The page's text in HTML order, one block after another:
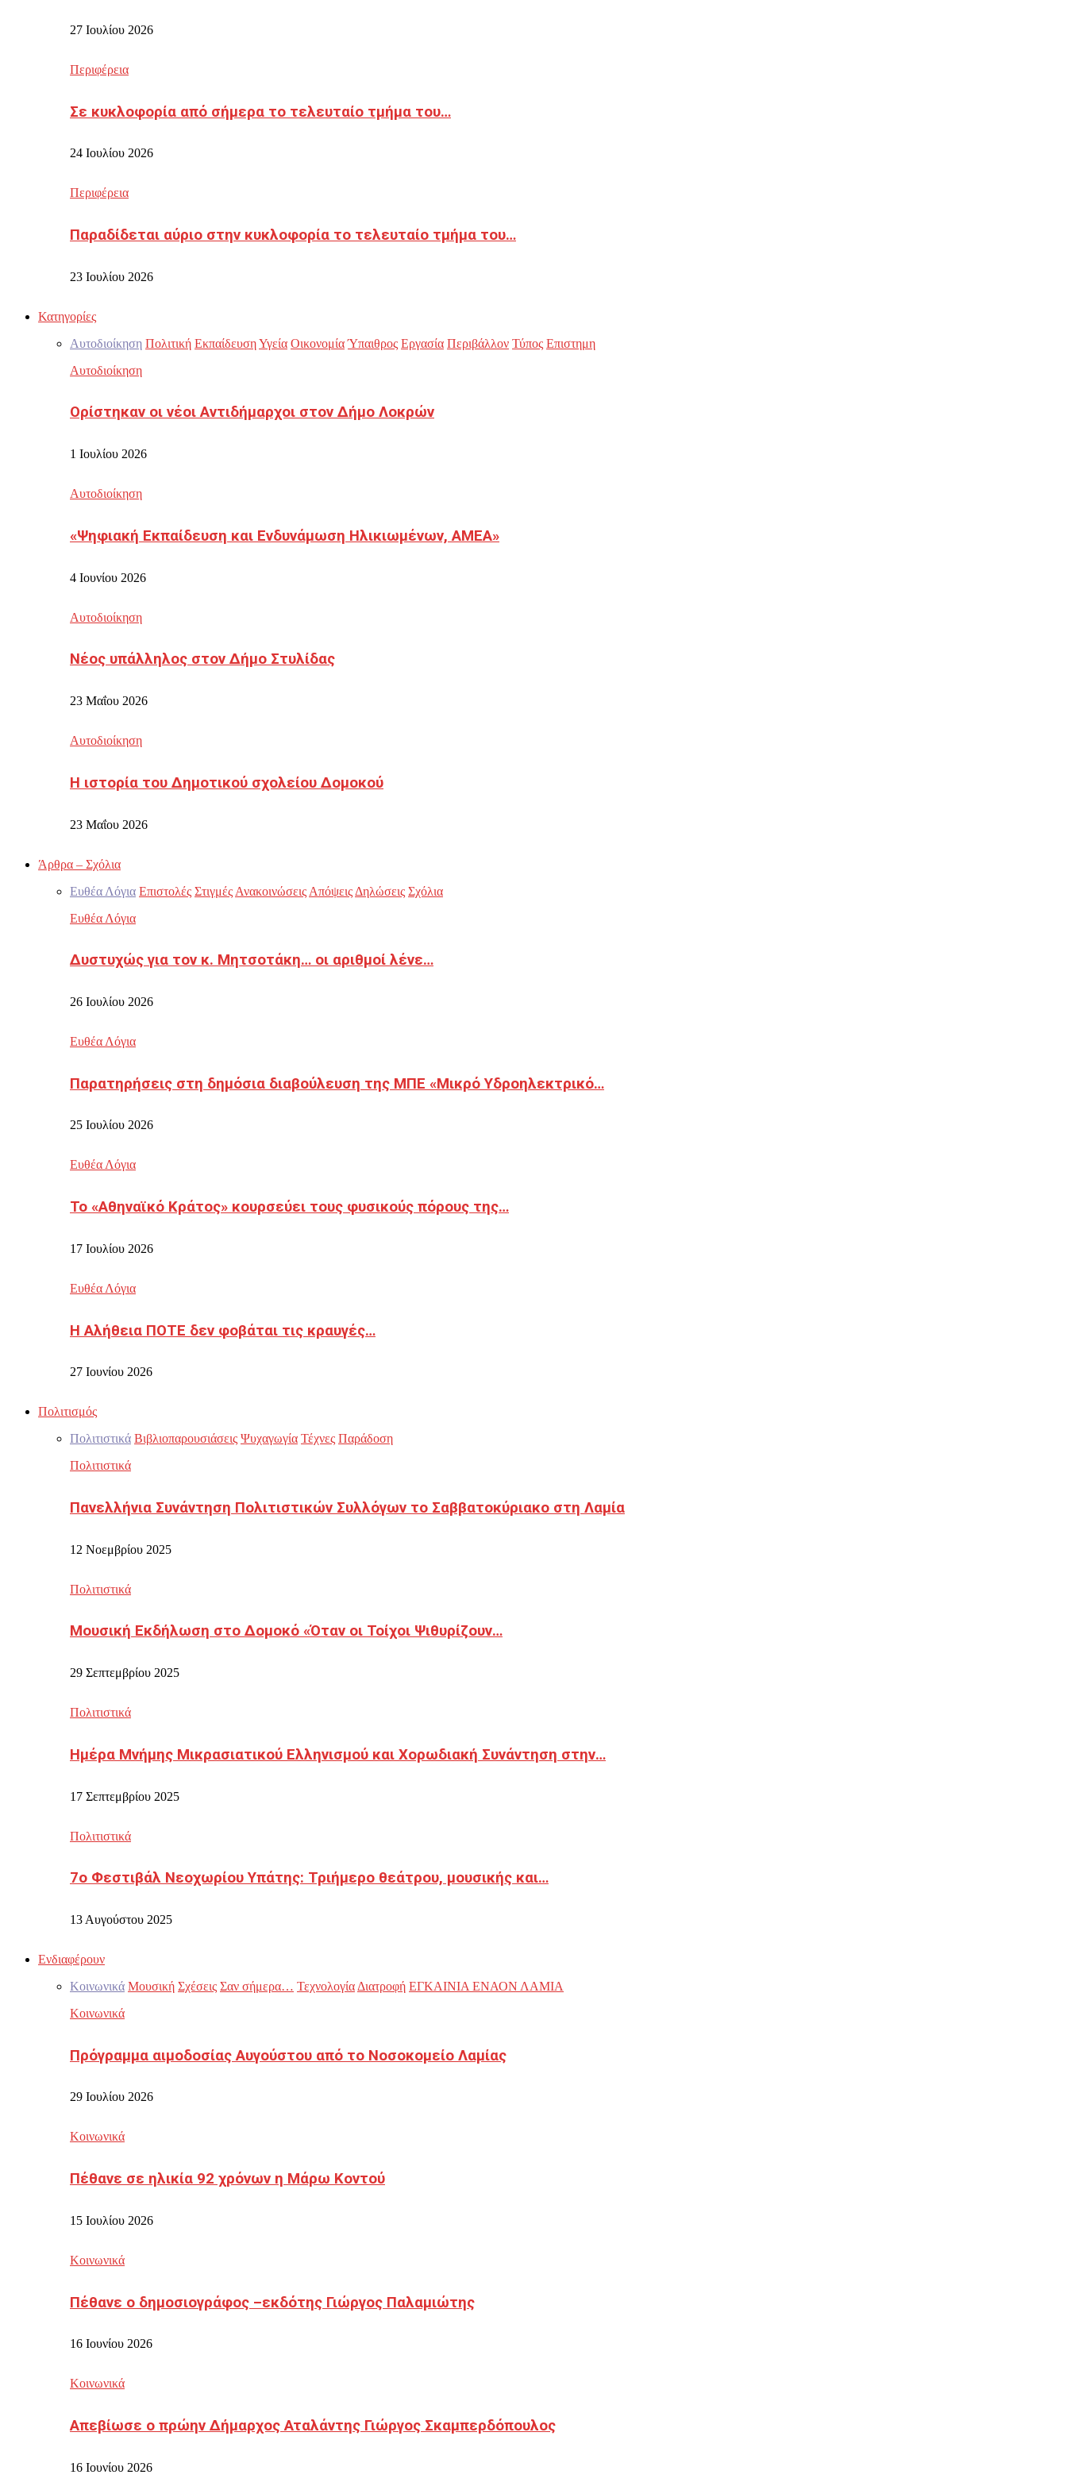
27 Ιουλίου 2026
Περιφέρεια
Σε κυκλοφορία από σήμερα το τελευταίο τμήμα του…
24 Ιουλίου 2026
Περιφέρεια
Παραδίδεται αύριο στην κυκλοφορία το τελευταίο τμήμα του…
23 Ιουλίου 2026
Κατηγορίες
Αυτοδιοίκηση Πολιτική ΕκπαίδευσηΥγεία Οικονομία Ύπαιθρος Εργασία Περιβάλλον Τύπος Επιστημη
Αυτοδιοίκηση
Ορίστηκαν οι νέοι Αντιδήμαρχοι στον Δήμο Λοκρών
1 Ιουλίου 2026
Αυτοδιοίκηση
«Ψηφιακή Εκπαίδευση και Ενδυνάμωση Ηλικιωμένων, ΑΜΕΑ»
4 Ιουνίου 2026
Αυτοδιοίκηση
Νέος υπάλληλος στον Δήμο Στυλίδας
23 Μαΐου 2026
Αυτοδιοίκηση
Η ιστορία του Δημοτικού σχολείου Δομοκού
23 Μαΐου 2026
Άρθρα – Σχόλια
Ευθέα Λόγια Επιστολές Στιγμές Ανακοινώσεις Απόψεις Δηλώσεις Σχόλια
Ευθέα Λόγια
Δυστυχώς για τον κ. Μητσοτάκη… οι αριθμοί λένε…
26 Ιουλίου 2026
Ευθέα Λόγια
Παρατηρήσεις στη δημόσια διαβούλευση της ΜΠΕ «Μικρό Υδροηλεκτρικό…
25 Ιουλίου 2026
Ευθέα Λόγια
Το «Αθηναϊκό Κράτος» κουρσεύει τους φυσικούς πόρους της…
17 Ιουλίου 2026
Ευθέα Λόγια
Η Αλήθεια ΠΟΤΕ δεν φοβάται τις κραυγές…
27 Ιουνίου 2026
Πολιτισμός
Πολιτιστικά Βιβλιοπαρουσιάσεις Ψυχαγωγία Τέχνες Παράδοση
Πολιτιστικά
Πανελλήνια Συνάντηση Πολιτιστικών Συλλόγων το Σαββατοκύριακο στη Λαμία
12 Νοεμβρίου 2025
Πολιτιστικά
Μουσική Εκδήλωση στο Δομοκό «Όταν οι Τοίχοι Ψιθυρίζουν…
29 Σεπτεμβρίου 2025
Πολιτιστικά
Ημέρα Μνήμης Μικρασιατικού Ελληνισμού και Χορωδιακή Συνάντηση στην…
17 Σεπτεμβρίου 2025
Πολιτιστικά
7ο Φεστιβάλ Νεοχωρίου Υπάτης: Τριήμερο θεάτρου, μουσικής και…
13 Αυγούστου 2025
Ενδιαφέρουν
Κοινωνικά Μουσική Σχέσεις Σαν σήμερα… Τεχνολογία Διατροφή ΕΓΚΑΙΝΙΑ ΕΝΑΟΝ ΛΑΜΙΑ
Κοινωνικά
Πρόγραμμα αιμοδοσίας Αυγούστου από το Νοσοκομείο Λαμίας
29 Ιουλίου 2026
Κοινωνικά
Πέθανε σε ηλικία 92 χρόνων η Μάρω Κοντού
15 Ιουλίου 2026
Κοινωνικά
Πέθανε ο δημοσιογράφος –εκδότης Γιώργος Παλαμιώτης
16 Ιουνίου 2026
Κοινωνικά
Απεβίωσε ο πρώην Δήμαρχος Αταλάντης Γιώργος Σκαμπερδόπουλος
16 Ιουνίου 2026